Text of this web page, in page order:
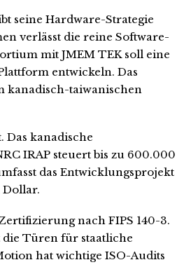
seine Hardware-Strategie
verlässt die reine Software-
mit JMEM TEK soll eine
entwickeln. Das
kanadisch-taiwanischen
Das kanadische
IRAP steuert bis zu 600.000
das Entwicklungsprojekt
nach FIPS 140-3.
Türen für staatliche
hat wichtige ISO-Audits